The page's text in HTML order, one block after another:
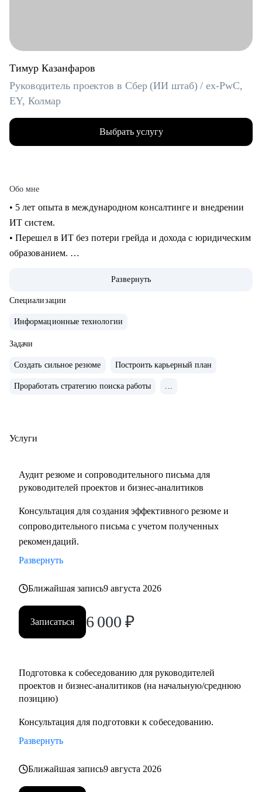
Тимур Казанфаров
Руководитель проектов в Сбер (ИИ штаб) / ex-PwC,
EY, Колмар
Выбрать услугу
Обо мне
• 5 лет опыта в международном консалтинге и внедрении
ИТ систем.
• Перешел в ИТ без потери грейда и дохода с юридическим
образованием.
должность руководителя проектов.
• На позиции бизнес-аналитика оптимизировал 300+
• Руководил проектом автоматизации бизнеса на 3000
пользователей.
• Провел 30+ карьерных консультаций.
направления в Сбере.
• Выделяющееся резюме.
• Консультации при смене профиля деятельности.
• Помощь в выборе обучающих материалов.
Кому могу помочь:
• Руководителям проектов.
• Студентам и выпускникам для поиска стажировки в ИТ.
• Специалистам из других сфер, которые хотят
попробовать себя в новой специальности.
• Новичкам, кто хочет начать работу в ИТ и не знает, с чего
Развернуть
Специализации
Информационные технологии
Задачи
Создать сильное резюме Построить карьерный план
Проработать стратегию поиска работы ...
Услуги
Аудит резюме и сопроводительного письма для
руководителей проектов и бизнес-аналитиков
Консультация для создания эффективного резюме и
сопроводительного письма с учетом полученных
рекомендаций.
Развернуть
Ближайшая запись9 августа 2026
Записаться 6 000 ₽
Подготовка к собеседованию для руководителей
проектов и бизнес-аналитиков (на начальную/среднюю
позицию)
Консультация для подготовки к собеседованию.
Развернуть
Ближайшая запись9 августа 2026